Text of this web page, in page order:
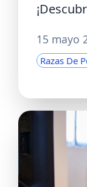
15 mayo
Razas De